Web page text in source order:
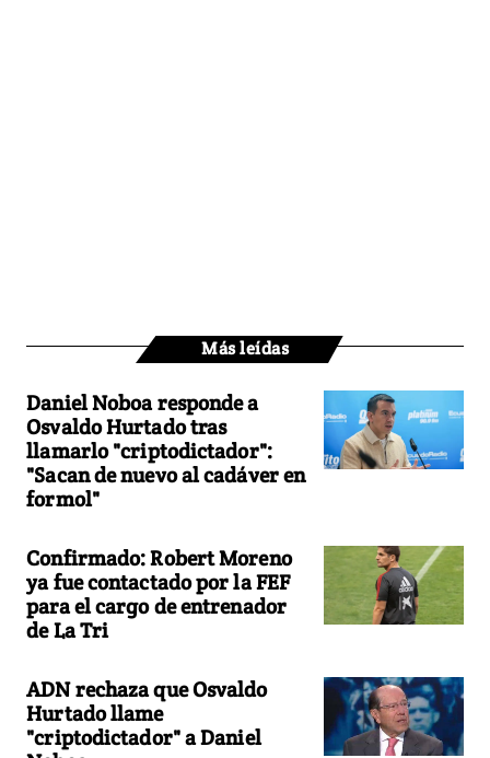
Más leídas
Daniel Noboa responde a
Osvaldo Hurtado tras
llamarlo "criptodictador":
"Sacan de nuevo al cadáver en
formol"
Confirmado: Robert Moreno
ya fue contactado por la FEF
para el cargo de entrenador
de La Tri
ADN rechaza que Osvaldo
Hurtado llame
"criptodictador" a Daniel